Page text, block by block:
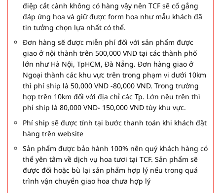
điệp cắt cành không có hàng vậy nên TCF sẽ cố gắng
đáp ứng hoa và giữ được form hoa như mẫu khách đã
tin tưởng chọn lựa nhất có thể.
Đơn hàng sẽ được miễn phí đối với sản phẩm được
giao ở nội thành trên 500,000 VND tại các thành phố
lớn như Hà Nội, TpHCM, Đà Nẵng. Đơn hàng giao ở
Ngoại thành các khu vực trên trong phạm vi dưới 10km
thì phí ship là 50,000 VND -80,000 VND. Trong trường
hợp trên 10km đối với địa chỉ các Tp. Lớn nêu trên thì
phí ship là 80,000 VND- 150,000 VND tùy khu vực.
Phí ship sẽ được tính tại bước thanh toán khi khách đặt
hàng trên website
Sản phẩm được bảo hành 100% nên quý khách hàng có
thể yên tâm về dịch vụ hoa tươi tại TCF. Sản phẩm sẽ
được đổi hoặc bù lại sản phẩm hợp lý nếu trong quá
trình vận chuyển giao hoa chưa hợp lý